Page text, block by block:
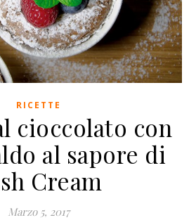
RICETTE
cioccolato con
al sapore di
Cream
Marzo 5, 2017